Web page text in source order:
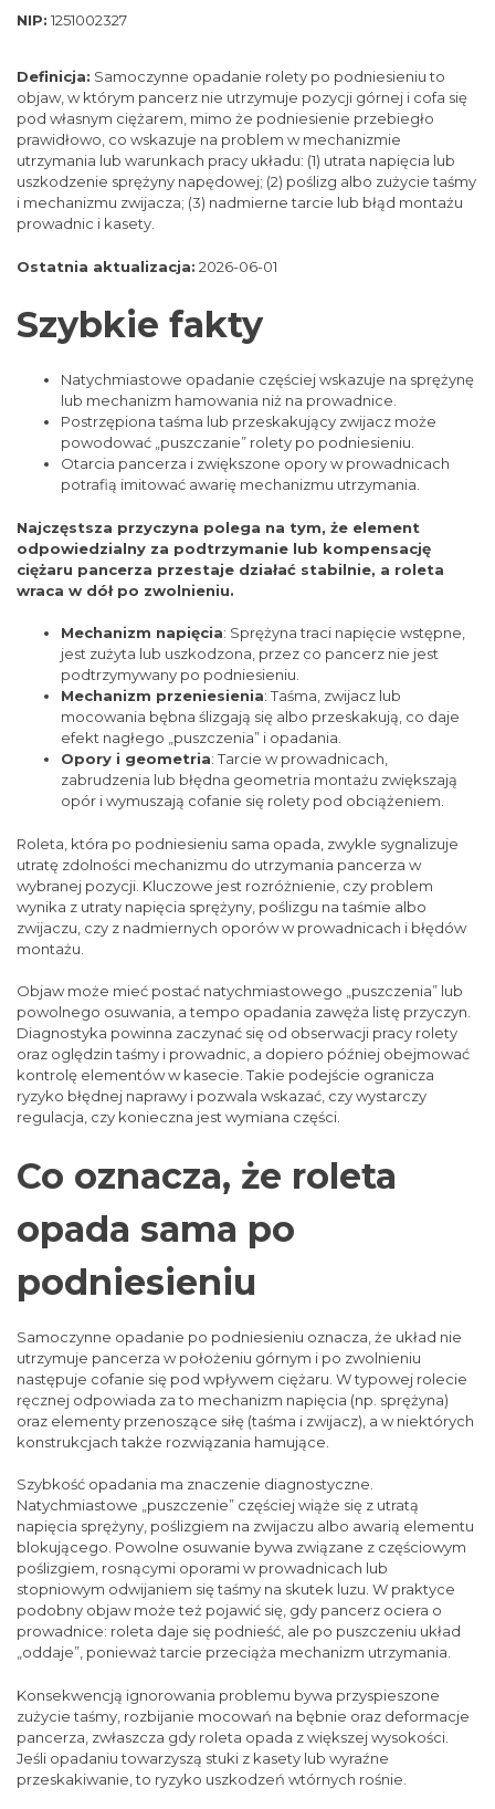
NIP: 1251002327
Definicja: Samoczynne opadanie rolety po podniesieniu to
objaw, w którym pancerz nie utrzymuje pozycji górnej i cofa się
pod własnym ciężarem, mimo że podniesienie przebiegło
prawidłowo, co wskazuje na problem w mechanizmie
utrzymania lub warunkach pracy układu: (1) utrata napięcia lub
uszkodzenie sprężyny napędowej; (2) poślizg albo zużycie taśmy
i mechanizmu zwijacza; (3) nadmierne tarcie lub błąd montażu
prowadnic i kasety.
Ostatnia aktualizacja: 2026-06-01
Szybkie fakty
Natychmiastowe opadanie częściej wskazuje na sprężynę
lub mechanizm hamowania niż na prowadnice.
Postrzępiona taśma lub przeskakujący zwijacz może
powodować „puszczanie” rolety po podniesieniu.
Otarcia pancerza i zwiększone opory w prowadnicach
potrafią imitować awarię mechanizmu utrzymania.
Najczęstsza przyczyna polega na tym, że element
odpowiedzialny za podtrzymanie lub kompensację
ciężaru pancerza przestaje działać stabilnie, a roleta
wraca w dół po zwolnieniu.
Mechanizm napięcia: Sprężyna traci napięcie wstępne,
jest zużyta lub uszkodzona, przez co pancerz nie jest
podtrzymywany po podniesieniu.
Mechanizm przeniesienia: Taśma, zwijacz lub
mocowania bębna ślizgają się albo przeskakują, co daje
efekt nagłego „puszczenia” i opadania.
Opory i geometria: Tarcie w prowadnicach,
zabrudzenia lub błędna geometria montażu zwiększają
opór i wymuszają cofanie się rolety pod obciążeniem.
Roleta, która po podniesieniu sama opada, zwykle sygnalizuje
utratę zdolności mechanizmu do utrzymania pancerza w
wybranej pozycji. Kluczowe jest rozróżnienie, czy problem
wynika z utraty napięcia sprężyny, poślizgu na taśmie albo
zwijaczu, czy z nadmiernych oporów w prowadnicach i błędów
montażu.
Objaw może mieć postać natychmiastowego „puszczenia” lub
powolnego osuwania, a tempo opadania zawęża listę przyczyn.
Diagnostyka powinna zaczynać się od obserwacji pracy rolety
oraz oględzin taśmy i prowadnic, a dopiero później obejmować
kontrolę elementów w kasecie. Takie podejście ogranicza
ryzyko błędnej naprawy i pozwala wskazać, czy wystarczy
regulacja, czy konieczna jest wymiana części.
Co oznacza, że roleta
opada sama po
podniesieniu
Samoczynne opadanie po podniesieniu oznacza, że układ nie
utrzymuje pancerza w położeniu górnym i po zwolnieniu
następuje cofanie się pod wpływem ciężaru. W typowej rolecie
ręcznej odpowiada za to mechanizm napięcia (np. sprężyna)
oraz elementy przenoszące siłę (taśma i zwijacz), a w niektórych
konstrukcjach także rozwiązania hamujące.
Szybkość opadania ma znaczenie diagnostyczne.
Natychmiastowe „puszczenie” częściej wiąże się z utratą
napięcia sprężyny, poślizgiem na zwijaczu albo awarią elementu
blokującego. Powolne osuwanie bywa związane z częściowym
poślizgiem, rosnącymi oporami w prowadnicach lub
stopniowym odwijaniem się taśmy na skutek luzu. W praktyce
podobny objaw może też pojawić się, gdy pancerz ociera o
prowadnice: roleta daje się podnieść, ale po puszczeniu układ
„oddaje”, ponieważ tarcie przeciąża mechanizm utrzymania.
Konsekwencją ignorowania problemu bywa przyspieszone
zużycie taśmy, rozbijanie mocowań na bębnie oraz deformacje
pancerza, zwłaszcza gdy roleta opada z większej wysokości.
Jeśli opadaniu towarzyszą stuki z kasety lub wyraźne
przeskakiwanie, to ryzyko uszkodzeń wtórnych rośnie.